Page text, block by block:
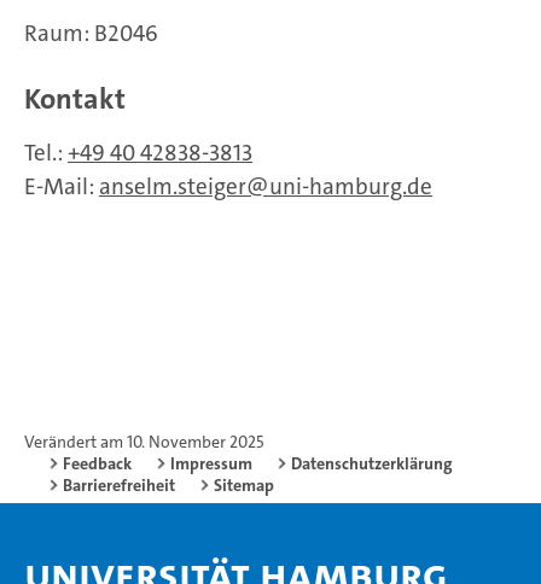
Raum: B2046
Kontakt
Tel.: +49 40 42838-3813
E-Mail: anselm.steiger uni-hamburg.de
Verändert am 10. November 2025
Feedback
Impressum
Datenschutzerklärung
Barrierefreiheit
Sitemap